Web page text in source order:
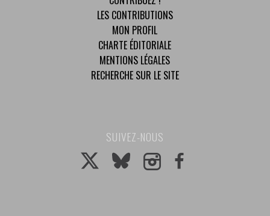
LES CONTRIBUTIONS
MON PROFIL
CHARTE ÉDITORIALE
MENTIONS LÉGALES
RECHERCHE SUR LE SITE
SUIVEZ-NOUS